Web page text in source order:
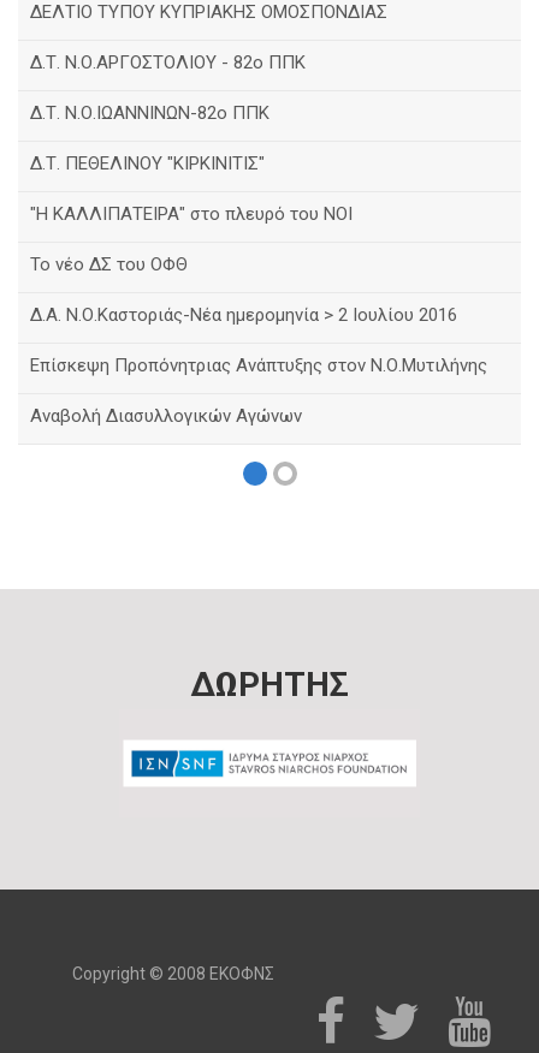
ΔΕΛΤΙΟ ΤΥΠΟΥ ΚΥΠΡΙΑΚΗΣ ΟΜΟΣΠΟΝΔΙΑΣ
Δ.Τ. Ν.Ο.ΑΡΓΟΣΤΟΛΙΟΥ - 82ο ΠΠΚ
Δ.Τ. Ν.Ο.ΙΩΑΝΝΙΝΩΝ-82ο ΠΠΚ
Δ.Τ. ΠΕΘΕΛΙΝΟΥ "ΚΙΡΚΙΝΙΤΙΣ"
"Η ΚΑΛΛΙΠΑΤΕΙΡΑ" στο πλευρό του ΝΟΙ
Το νέο ΔΣ του ΟΦΘ
Δ.Α. Ν.Ο.Καστοριάς-Νέα ημερομηνία > 2 Ιουλίου 2016
Eπίσκεψη Προπόνητριας Ανάπτυξης στον Ν.Ο.Μυτιλήνης
Αναβολή Διασυλλογικών Αγώνων
ΔΩΡΗΤΗΣ
Copyright © 2008 ΕΚΟΦΝΣ